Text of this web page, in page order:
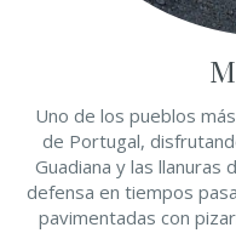
Uno de los pueblos
de Portugal,
Guadiana y las llanuras
defensa en tiempos
pavimentadas con